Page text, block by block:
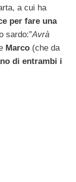
a cui ha
per fare una
sardo:”Avrà
Marco (che da
di entrambi i